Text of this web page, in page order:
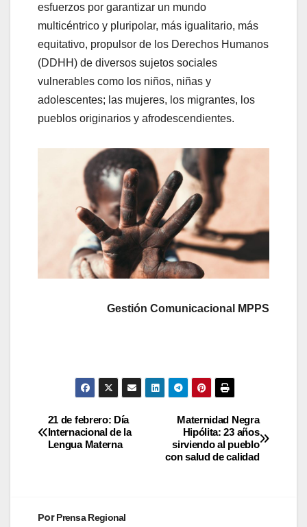
esfuerzos por garantizar un mundo
multicéntrico y pluripolar, más igualitario, más
equitativo, propulsor de los Derechos Humanos
(DDHH) de diversos sujetos sociales
vulnerables como los niños, niñas y
adolescentes; las mujeres, los migrantes, los
pueblos originarios y afrodescendientes.
Gestión Comunicacional MPPS
Maternidad Negra
Hipólita: 23 años
sirviendo al pueblo
con salud de calidad
21 de febrero: Día
Internacional de la
Lengua Materna
PorPrensa Regional